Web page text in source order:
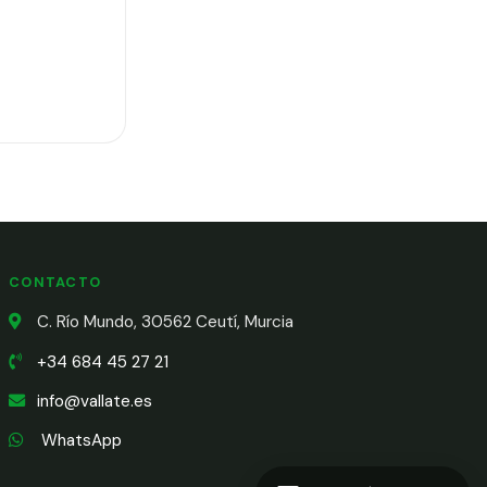
CONTACTO
C. Río Mundo, 30562 Ceutí, Murcia
+34 684 45 27 21
info@vallate.es
WhatsApp